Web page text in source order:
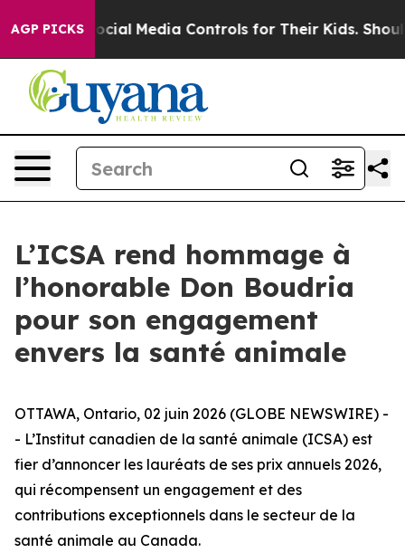
AGP PICKSSocial Media Controls for Their Kids. Should
L’ICSA rend hommage à
l’honorable Don Boudria
pour son engagement
envers la santé animale
OTTAWA, Ontario, 02 juin 2026 (GLOBE NEWSWIRE) -
- L’Institut canadien de la santé animale (ICSA) est
fier d’annoncer les lauréats de ses prix annuels 2026,
qui récompensent un engagement et des
contributions exceptionnels dans le secteur de la
santé animale au Canada.